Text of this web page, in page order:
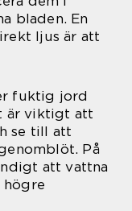
bladen. En
ljus är att
fuktig jord
är viktigt att
se till att
På
att vattna